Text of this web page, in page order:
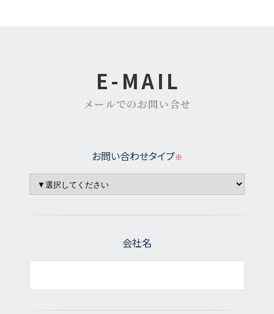
メールでのお問い合せ
E-MAIL
お問い合わせタイプ
会社名